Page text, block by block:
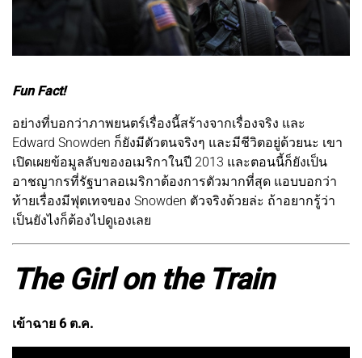
Fun Fact!
อย่างที่บอกว่าภาพยนตร์เรื่องนี้สร้างจากเรื่องจริง และ
Edward Snowden ก็ยังมีตัวตนจริงๆ และมีชีวิตอยู่ด้วยนะ เขา
เปิดเผยข้อมูลลับของอเมริกาในปี 2013 และตอนนี้ก็ยังเป็น
อาชญากรที่รัฐบาลอเมริกาต้องการตัวมากที่สุด แอบบอกว่า
ท้ายเรื่องมีฟุตเทจของ Snowden ตัวจริงด้วยล่ะ ถ้าอยากรู้ว่า
เป็นยังไงก็ต้องไปดูเองเลย
The Girl on the Train
เข้าฉาย 6 ต.ค.